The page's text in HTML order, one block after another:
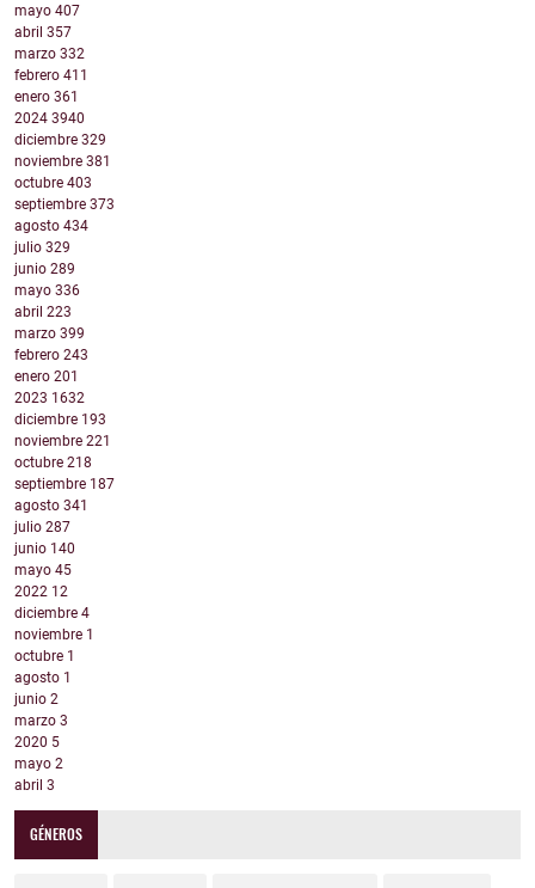
mayo 407
abril 357
marzo 332
febrero 411
enero 361
2024 3940
diciembre 329
noviembre 381
octubre 403
septiembre 373
agosto 434
julio 329
junio 289
mayo 336
abril 223
marzo 399
febrero 243
enero 201
2023 1632
diciembre 193
noviembre 221
octubre 218
septiembre 187
agosto 341
julio 287
junio 140
mayo 45
2022 12
diciembre 4
noviembre 1
octubre 1
agosto 1
junio 2
marzo 3
2020 5
mayo 2
abril 3
GÉNEROS